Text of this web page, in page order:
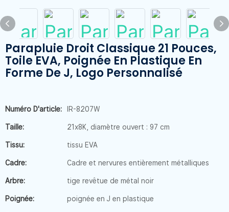
Parapluie Droit Classique 21 Pouces,
Toile EVA, Poignée En Plastique En
Forme De J, Logo Personnalisé
Numéro D'article: IR-8207W
Taille: 21x8K, diamètre ouvert : 97 cm
Tissu: tissu EVA
Cadre: Cadre et nervures entièrement métalliques
Arbre: tige revêtue de métal noir
Poignée: poignée en J en plastique